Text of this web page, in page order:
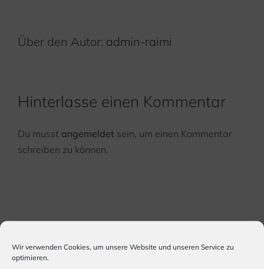
Wir verwenden Cookies, um unsere Website und unseren Service zu
optimieren.
Über den Autor: admin-raimi
Hinterlasse einen Kommentar
Du musst angemeldet sein, um einen Kommentar
schreiben zu können.